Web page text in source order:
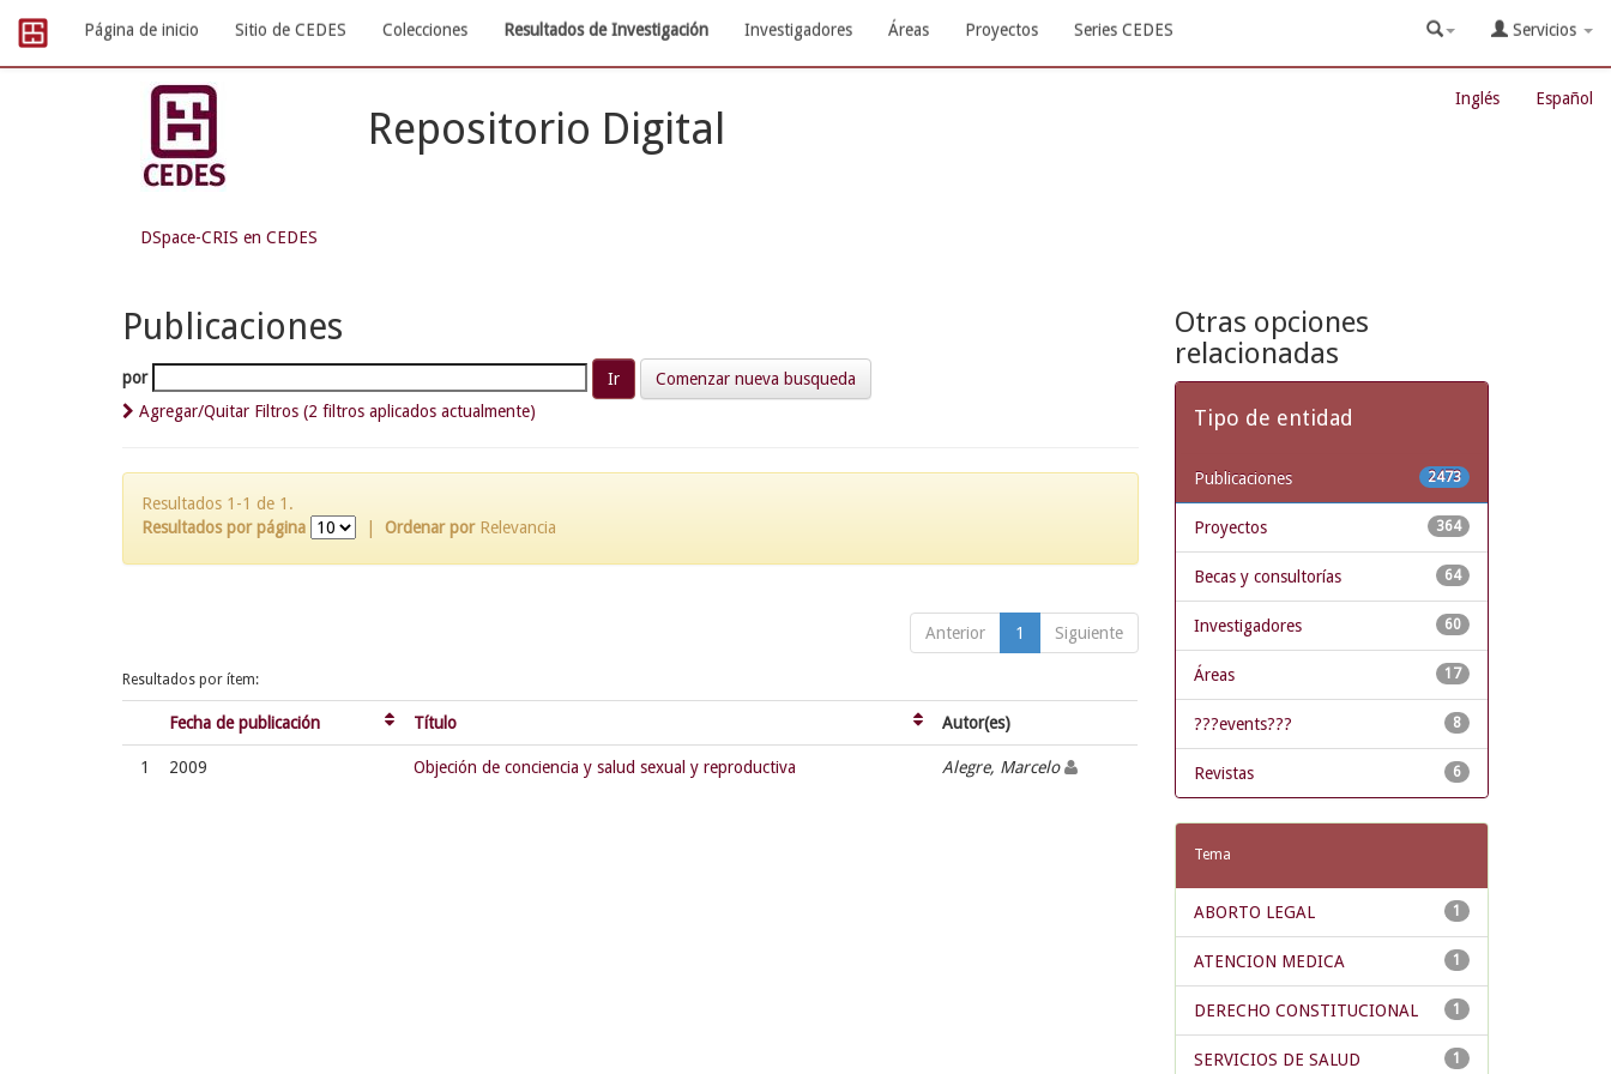
navigation
Página de inicio Sitio de CEDES Colecciones Resultados de Investigación Investigadores Áreas Proyectos Series CEDES Servicios
Inglés Español
Repositorio Digital
DSpace-CRIS en CEDES
Publicaciones
por
Comenzar nueva busqueda
Agregar/Quitar Filtros (2 filtros aplicados actualmente)
Resultados 1-1 de 1.
Resultados por página
Ordenar por Relevancia
Anterior 1 Siguiente
Resultados por ítem:
Fecha de publicación Título Autor(es)
1 2009 Objeción de conciencia y salud sexual y reproductiva Alegre, Marcelo
Otras opciones
relacionadas
Tipo de entidad
2473
Publicaciones
364
Proyectos
64
Becas y consultorías
60
Investigadores
17
Áreas
8
???events???
6
Revistas
Tema
1
ABORTO LEGAL
1
ATENCION MEDICA
1
DERECHO CONSTITUCIONAL
1
SERVICIOS DE SALUD